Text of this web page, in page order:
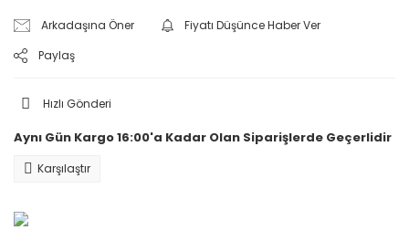
Arkadaşına Öner
Fiyatı Düşünce Haber Ver
Paylaş
Hızlı Gönderi
Aynı Gün Kargo 16:00'a Kadar Olan Siparişlerde Geçerlidir
Karşılaştır